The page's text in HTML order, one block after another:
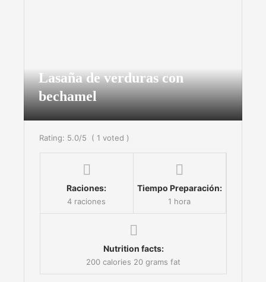
Lasaña de verduras con
bechamel
Rating: 5.0/5 ( 1 voted )
Raciones:
4 raciones
Tiempo Preparación:
1 hora
Nutrition facts:
200 calories 20 grams fat